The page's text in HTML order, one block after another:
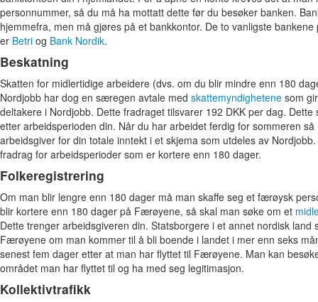
personnummer, så du må ha mottatt dette før du besøker banken.
hjemmefra, men må gjøres på et bankkontor. De to vanligste
er Betri og Bank Nordik.
Beskatning
Skatten for midlertidige arbeidere (dvs. om du blir mindre enn 180
Nordjobb har dog en særegen avtale med skattemyndighetene som
deltakere i Nordjobb. Dette fradraget tilsvarer 192 DKK per dag.
etter arbeidsperioden din. Når du har arbeidet ferdig for sommeren
arbeidsgiver for din totale inntekt i et skjema som utdeles av
fradrag for arbeidsperioder som er kortere enn 180 dager.
Folkeregistrering
Om man blir lengre enn 180 dager må man skaffe seg et færøysk
blir kortere enn 180 dager på Færøyene, så skal man søke om et
Dette trenger arbeidsgiveren din. Statsborgere i et annet nordisk land
Færøyene om man kommer til å bli boende i landet i mer enn seks
senest fem dager etter at man har flyttet til Færøyene. Man kan
området man har flyttet til og ha med seg legitimasjon.
Kollektivtrafikk